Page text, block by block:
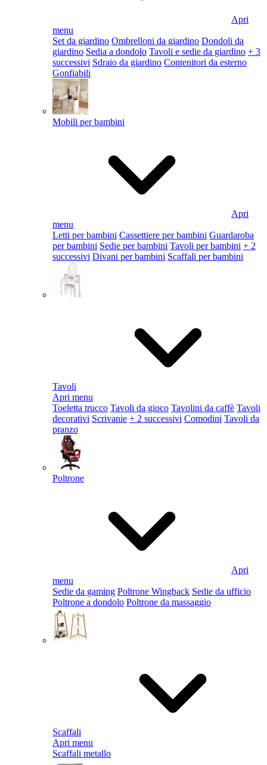
Apri
menu
Set da giardino Ombrelloni da giardino Dondoli da
giardino Sedia a dondolo Tavoli e sedie da giardino + 3
successivi Sdraio da giardino Contenitori da esterno
Gonfiabili
Mobili per bambini
Apri
menu
Letti per bambini Cassettiere per bambini Guardaroba
per bambini Sedie per bambini Tavoli per bambini + 2
successivi Divani per bambini Scaffali per bambini
Tavoli
Apri menu
Toeletta trucco Tavoli da gioco Tavolini da caffè Tavoli
decorativi Scrivanie + 2 successivi Comodini Tavoli da
pranzo
Poltrone
Apri
menu
Sedie da gaming Poltrone Wingback Sedie da ufficio
Poltrone a dondolo Poltrone da massaggio
Scaffali
Apri menu
Scaffali metallo